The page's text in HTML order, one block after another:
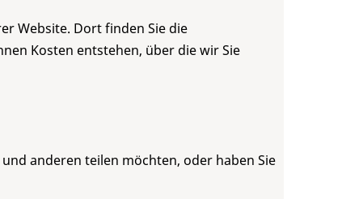
Website. Dort finden Sie die
Kosten entstehen, über die wir Sie
anderen teilen möchten, oder haben Sie